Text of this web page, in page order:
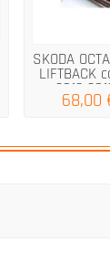
SKODA
LIFTBACK
2013
68,00